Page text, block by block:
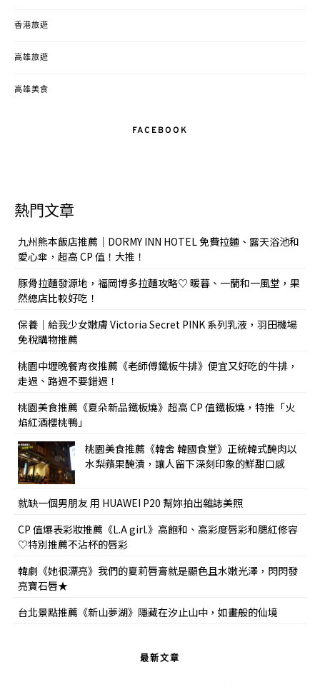
香港旅遊
高雄旅遊
高雄美食
FACEBOOK
熱門文章
九州熊本飯店推薦｜DORMY INN HOTEL 免費拉麵、露天浴池和
愛心傘，超高 CP 值！大推！
豚骨拉麵發源地，福岡博多拉麵攻略♡ 暖暮、一蘭和一風堂，果
然總店比較好吃！
保養｜給我少女嫩膚 Victoria Secret PINK 系列乳液，羽田機場
免稅購物推薦
桃園中壢晚餐宵夜推薦《老師傅鐵板牛排》便宜又好吃的牛排，
走過、路過不要錯過！
桃園美食推薦《夏朵新品鐵板燒》超高 CP 值鐵板燒，特推「火
焰紅酒櫻桃鴨」
桃園美食推薦《韓舍 韓國食堂》正統韓式醃肉以
水梨蘋果醃漬，讓人留下深刻印象的鮮甜口感
就缺一個男朋友 用 HUAWEI P20 幫妳拍出雜誌美照
CP 值爆表彩妝推薦《L.A girl.》高飽和、高彩度唇彩和腮紅修容
♡特別推薦不沾杯的唇彩
韓劇《她很漂亮》我們的夏莉唇膏就是顯色且水嫩光澤，閃閃發
亮寶石唇★
台北景點推薦《新山夢湖》隱藏在汐止山中，如畫般的仙境
最新文章